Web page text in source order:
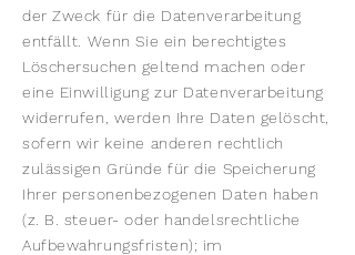
der Zweck für die Datenverarbeitung
entfällt. Wenn Sie ein berechtigtes
Löschersuchen geltend machen oder
eine Einwilligung zur Datenverarbeitung
widerrufen, werden Ihre Daten gelöscht,
sofern wir keine anderen rechtlich
zulässigen Gründe für die Speicherung
Ihrer personenbezogenen Daten haben
(z. B. steuer- oder handelsrechtliche
Aufbewahrungsfristen); im